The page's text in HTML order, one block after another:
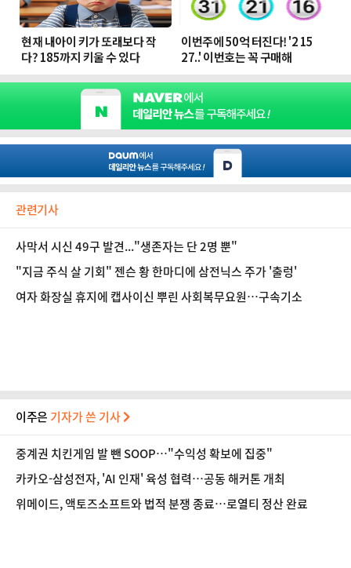
관련기사
사막서 시신 49구 발견..."생존자는 단 2명 뿐"
"지금 주식 살 기회" 젠슨 황 한마디에 삼전닉스 주가 '출렁'
여자 화장실 휴지에 캡사이신 뿌린 사회복무요원…구속기소
이주은 기자가 쓴 기사
중계권 치킨게임 발 뺀 SOOP…"수익성 확보에 집중"
카카오-삼성전자, 'AI 인재' 육성 협력…공동 해커톤 개최
위메이드, 액토즈소프트와 법적 분쟁 종료…로열티 정산 완료